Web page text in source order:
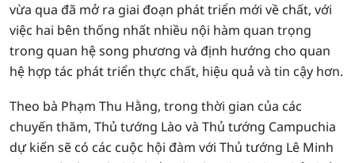
vừa qua đã mở ra giai đoạn phát triển mới về chất, với
việc hai bên thống nhất nhiều nội hàm quan trọng
trong quan hệ song phương và định hướng cho quan
hệ hợp tác phát triển thực chất, hiệu quả và tin cậy hơn.
Theo bà Phạm Thu Hằng, trong thời gian của các
chuyến thăm, Thủ tướng Lào và Thủ tướng Campuchia
dự kiến sẽ có các cuộc hội đàm với Thủ tướng Lê Minh